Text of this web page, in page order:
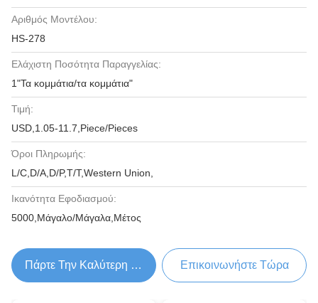
Αριθμός Μοντέλου:
HS-278
Ελάχιστη Ποσότητα Παραγγελίας:
1"Τα κομμάτια/τα κομμάτια"
Τιμή:
USD,1.05-11.7,Piece/Pieces
Όροι Πληρωμής:
L/C,D/A,D/P,T/T,Western Union,
Ικανότητα Εφοδιασμού:
5000,Μάγαλο/Μάγαλα,Μέτος
Πάρτε Την Καλύτερη Τιμή Επικοινωνήστε Τώρα